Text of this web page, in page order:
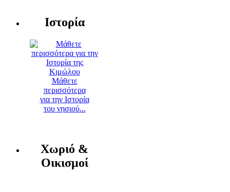
Ιστορία
Μάθετε
περισσότερα
για την Ιστορία
του νησιού...
Χωριό &
Οικισμοί